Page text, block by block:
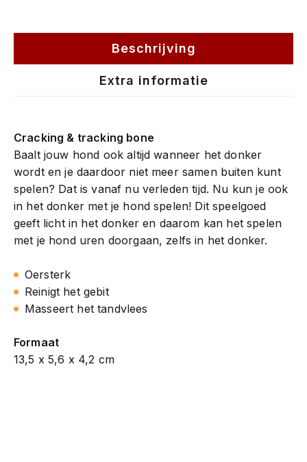
Beschrijving
Extra informatie
Cracking & tracking bone
Baalt jouw hond ook altijd wanneer het donker
wordt en je daardoor niet meer samen buiten kunt
spelen? Dat is vanaf nu verleden tijd. Nu kun je ook
in het donker met je hond spelen! Dit speelgoed
geeft licht in het donker en daarom kan het spelen
met je hond uren doorgaan, zelfs in het donker.
Oersterk
Reinigt het gebit
Masseert het tandvlees
Formaat
13,5 x 5,6 x 4,2 cm